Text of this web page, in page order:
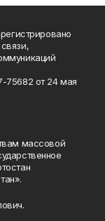
75682 от 24 мая
массовой